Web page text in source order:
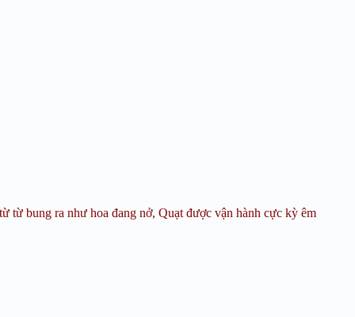
từ bung ra như hoa đang nở, Quạt được vận hành cực kỳ êm